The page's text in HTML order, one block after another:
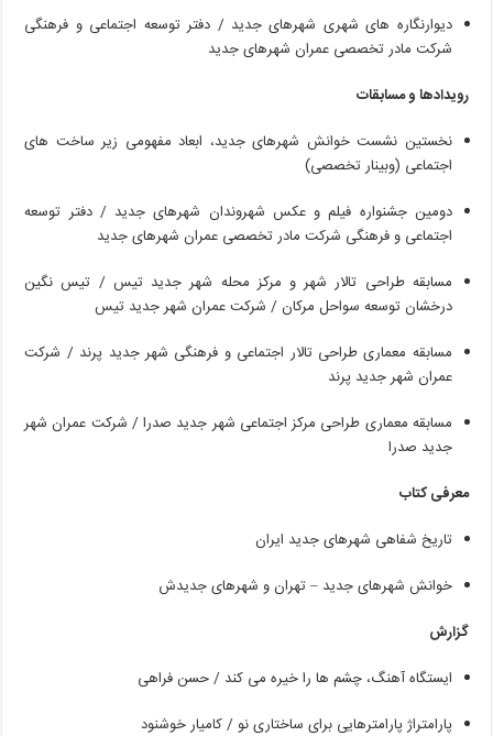
دیوارنگاره های شهری شهرهای جدید/ دفتر توسعه اجتماعی و فرهنگی
شرکت مادر تخصصی عمران شهرهای جدید
رویدادها و مسابقات
نخستین نشست خوانش شهرهای جدید، ابعاد مفهومی زیر ساخت های
اجتماعی (وبینارتخصصی)
دومین جشنواره فیلم و عکس شهروندان شهرهای جدید /دفتر توسعه
اجتماعی وفرهنگی شرکت مادرتخصصی عمران شهرهایجدید
مسابقه طراحی تالار شهر و مرکز محله شهر جدید تیس / تیس نگین
درخشانتوسعه سواحل مرکان/ شرکتعمران شهرجدید تیس
مسابقه معماری طراحی تالار اجتماعی و فرهنگی شهر جدید پرند / شرکت
عمران شهرجدید پرند
مسابقه معماری طراحی مرکز اجتماعی شهر جدید صدرا/ شرکت عمران شهر
جدید صدرا
معرفی کتاب
تاریخ شفاهی شهرهای جدید ایران
خوانش شهرهایجدید –تهرانو شهرهایجدیدش
گزارش
ایستگاهآهنگ، چشم ها راخیره می کند /حسنفراهی
پارامتراژ پارامترهایی برای ساختارینو/کامیارخوشنود